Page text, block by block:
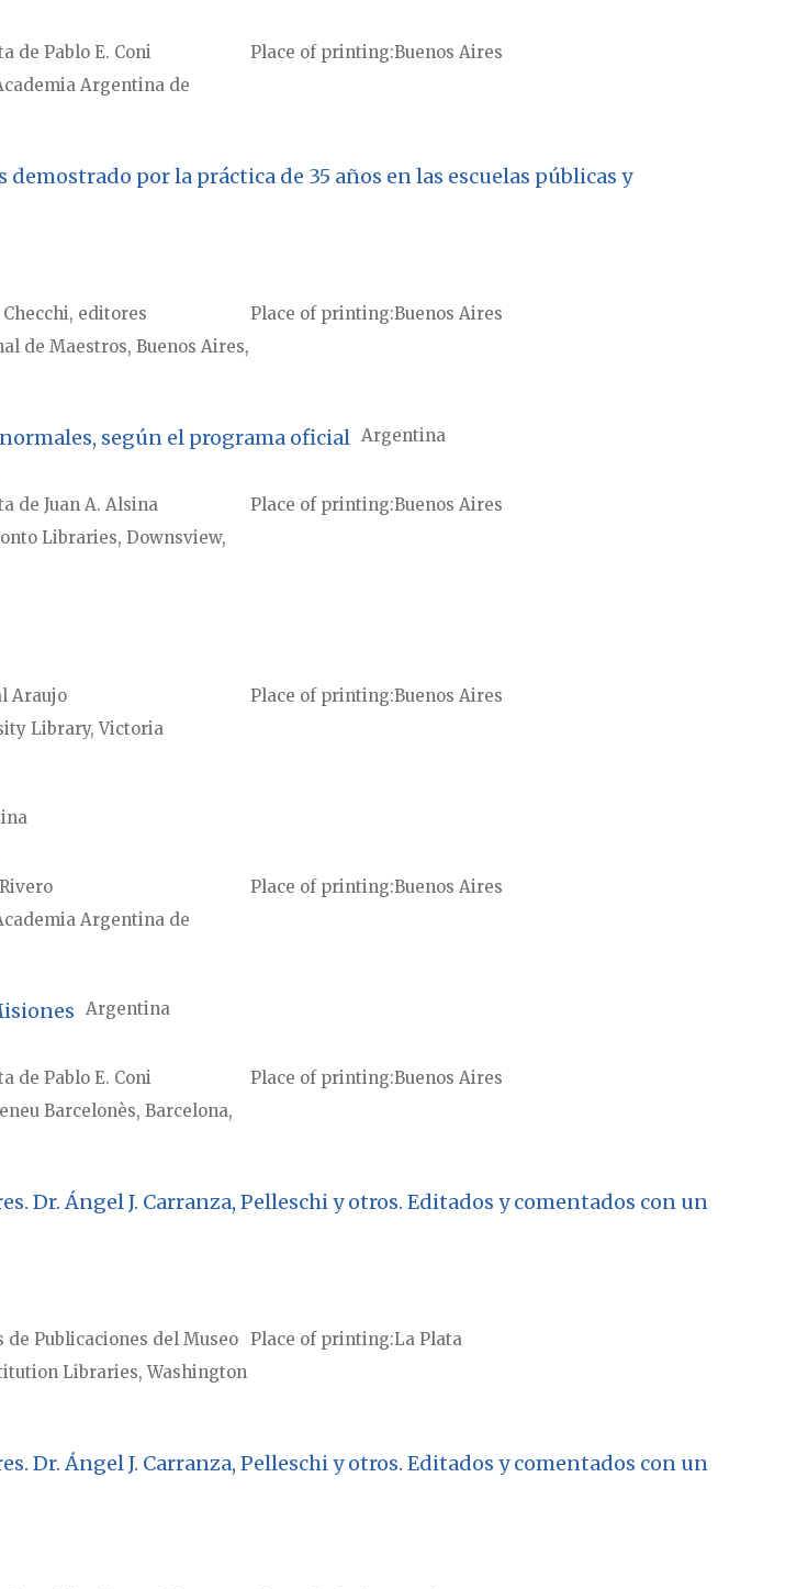
de Pablo E. Coni Place of printing Buenos Aires
Argentina de
por la práctica de 35 años en las escuelas públicas y
editores Place of printing Buenos Aires
de Maestros, Buenos Aires,
según el programa oficial Argentina
de Juan A. Alsina Place of printing Buenos Aires
Libraries, Downsview,
Araujo Place of printing Buenos Aires
Library, Victoria
Place of printing Buenos Aires
Argentina de
Argentina
de Pablo E. Coni Place of printing Buenos Aires
Barcelonès, Barcelona,
Dr. Ángel J. Carranza, Pelleschi y otros. Editados y comentados con un
de Publicaciones del Museo Place of printing La Plata
Libraries, Washington
Dr. Ángel J. Carranza, Pelleschi y otros. Editados y comentados con un